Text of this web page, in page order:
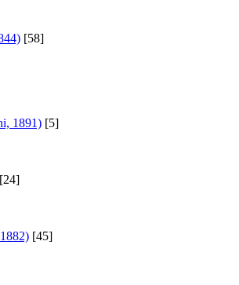
[58]
1891) [5]
[24]
[45]